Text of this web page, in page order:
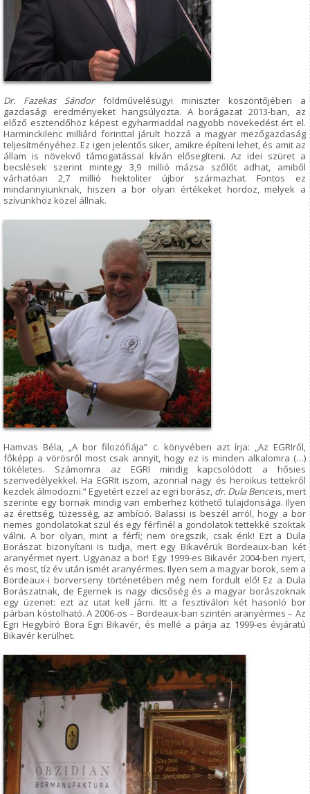
Dr. Fazekas Sándorföldművelésügyi miniszter köszöntőjében a
gazdasági eredményeket hangsúlyozta. A borágazat 2013-ban, az
előző esztendőhöz képest egyharmaddal nagyobb növekedést ért el.
Harminckilenc milliárd forinttal járult hozzá a magyar mezőgazdaság
teljesítményéhez. Ez igen jelentős siker, amikre építeni lehet, és amit az
állam is növekvő támogatással kíván elősegíteni. Az idei szüret a
becslések szerint mintegy 3,9 millió mázsa szőlőt adhat, amiből
várhatóan 2,7 millió hektoliter újbor származhat. Fontos ez
mindannyiunknak, hiszen a bor olyan értékeket hordoz, melyek a
szívünkhöz közel állnak.
Hamvas Béla, „A bor filozófiája” c. könyvében azt írja: „Az EGRIről,
főképp a vörösről most csak annyit, hogy ez is minden alkalomra (…)
tökéletes. Számomra az EGRI mindig kapcsolódott a hősies
szenvedélyekkel. Ha EGRIt iszom, azonnal nagy és heroikus tettekről
kezdek álmodozni.” Egyetért ezzel az egri borász, dr. Dula Benceis, mert
szerinte egy bornak mindig van emberhez köthető tulajdonsága. Ilyen
az érettség, tüzesség, az ambíció. Balassi is beszél arról, hogy a bor
nemes gondolatokat szül és egy férfinél a gondolatok tettekké szoktak
válni. A bor olyan, mint a férfi; nem öregszik, csak érik! Ezt a Dula
Borászat bizonyítani is tudja, mert egy Bikavérük Bordeaux-ban két
aranyérmet nyert. Ugyanaz a bor! Egy 1999-es Bikavér 2004-ben nyert,
és most, tíz év után ismét aranyérmes. Ilyen sem a magyar borok, sem a
Bordeaux-i borverseny történetében még nem fordult elő! Ez a Dula
Borászatnak, de Egernek is nagy dicsőség és a magyar borászoknak
egy üzenet: ezt az utat kell járni. Itt a fesztiválon két hasonló bor
párban kóstolható. A 2006-os – Bordeaux-ban szintén aranyérmes – Az
Egri Hegybíró Bora Egri Bikavér, és mellé a párja az 1999-es évjáratú
Bikavér kerülhet.